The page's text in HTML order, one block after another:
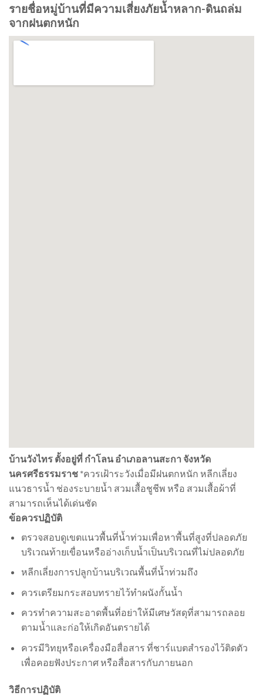
รายชื่อหมู่บ้านที่มีความเสี่ยงภัยน้ำหลาก-ดินถล่ม
จากฝนตกหนัก
บ้านวังไทร ตั้งอยู่ที่ กำโลน อำเภอลานสะกา จังหวัด
นครศรีธรรมราช *ควรเฝ้าระวังเมื่อมีฝนตกหนัก หลีกเลี่ยง
แนวธารน้ำ ช่องระบายน้ำ สวมเสื้อชูชีพ หรือ สวมเสื้อผ้าที่
สามารถเห็นได้เด่นชัด
ข้อควรปฏิบัติ
ตรวจสอบดูเขตแนวพื้นที่น้ำท่วมเพื่อหาพื้นที่สูงที่ปลอดภัย
บริเวณท้ายเขื่อนหรืออ่างเก็บน้ำเป็นบริเวณที่ไม่ปลอดภัย
หลีกเลี่ยงการปลูกบ้านบริเวณพื้นที่น้ำท่วมถึง
ควรเตรียมกระสอบทรายไว้ทำผนังกั้นน้ำ
ควรทำความสะอาดพื้นที่อย่าให้มีเศษวัสดุที่สามารถลอย
ตามน้ำและก่อให้เกิดอันตรายได้
ควรมีวิทยุหรือเครื่องมือสื่อสาร ที่ชาร์แบตสำรองไว้ติดตัว
เพื่อคอยฟังประกาศ หรือสื่อสารกับภายนอก
วิธีการปฏิบัติ